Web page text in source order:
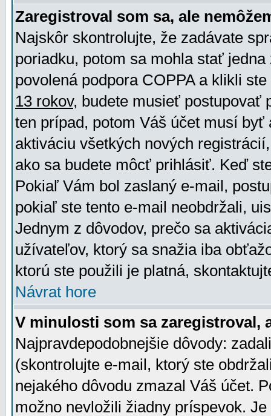
Zaregistroval som sa, ale
Najskôr skontrolujte, že zadávate
poriadku, potom sa mohla stať
povolená podpora COPPA a klikli
13 rokov, budete musieť postupovať
ten prípad, potom Váš účet musí
aktiváciu všetkých nových
ako sa budete môcť prihlásiť. Keď
Pokiaľ Vám bol zaslaný e-mail,
pokiaľ ste tento e-mail neobdržali,
Jednym z dôvodov, prečo sa
užívateľov, ktorý sa snažia iba
ktorú ste použili je platná,
Návrat hore
V minulosti som sa zaregistroval,
Najpravdepodobnejšie dôvody:
(skontrolujte e-mail, ktorý ste
nejakého dôvodu zmazal Váš účet.
možno nevložili žiadny príspevok.